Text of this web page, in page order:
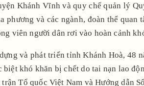
Khánh Vĩnh và quy chế quản lý
và các ngành, đoàn thể quan
viên người dân rơi vào hoàn cảnh
và phát triển tỉnh Khánh Hoà, 48
khó khăn bị chết do tai nạn lao
Tổ quốc Việt Nam và Hướng dẫn